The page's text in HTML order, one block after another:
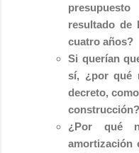
resultado de
cuatro años?
Si querían
sí, ¿por qué
decreto,
construcción?
¿Por qué
amortización